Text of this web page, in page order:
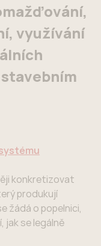
využívání
konkretizovat
produkují
žádá o popelnici,
jak se legálně